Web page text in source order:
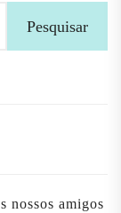
Pesquisar
nossos amigos